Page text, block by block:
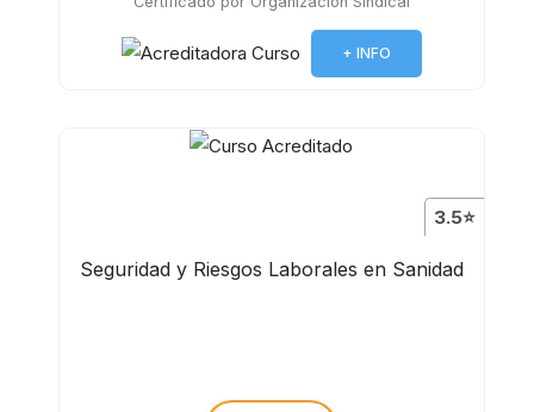
+ INFO
3.5⭐
Seguridad y Riesgos Laborales en Sanidad